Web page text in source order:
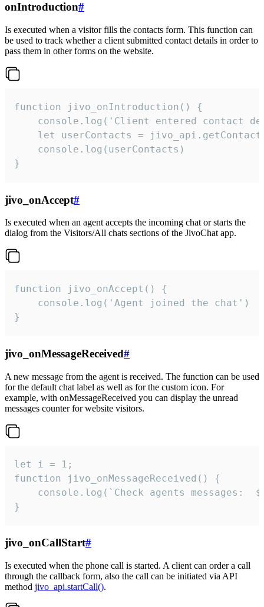
onIntroduction#
Is executed when a visitor fills the contacts form. This function can
be used to track whether a client submitted contact details in order to
pass them in other forms on the website.
function jivo_onIntroduction() {
console.log('Client entered contact
let userContacts =
    console.log(userContacts)
}
jivo_onAccept#
Is executed when an agent accepts the incoming chat or starts the
dialog from the Visitors/All chats sections of the JivoChat app.
function jivo_onAccept() {
}
jivo_onMessageReceived#
A new message from the agent is received. The function can be used
for the default chat label as well as for the custom icon. For
example, with onMessageReceived you can display the unread
messages counter for website visitors.
let i = 1;
function jivo_onMessageReceived() {
}
jivo_onCallStart#
Is executed when the phone call is started. A client can order a call
through the callback form, also the call can be initiated via API
method jivo_api.startCall().